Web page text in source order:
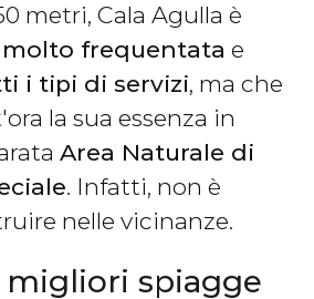
metri, Cala Agulla è
molto frequentata e
i tipi di servizi, ma che
la sua essenza in
Area Naturale di
. Infatti, non è
nelle vicinanze.
migliori spiagge